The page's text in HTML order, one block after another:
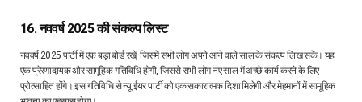
16. नववर्ष 2025 की संकल्प लिस्ट
नववर्ष 2025 पार्टी में एक बड़ा बोर्ड रखें, जिसमें सभी लोग अपने आने वाले साल के संकल्प लिख सकें। यह
एक प्रेरणादायक और सामूहिक गतिविधि होगी, जिससे सभी लोग नए साल में अच्छे कार्य करने के लिए
प्रोत्साहित होंगे। इस गतिविधि से न्यू ईयर पार्टी को एक सकारात्मक दिशा मिलेगी और मेहमानों में सामूहिक